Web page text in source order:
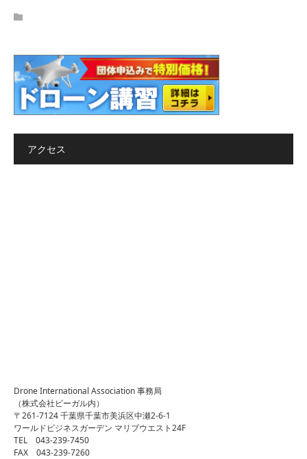
アクセス
Drone International Association 事務局
（株式会社ビーガル内）
〒261-7124 千葉県千葉市美浜区中瀬2-6-1
ワールドビジネスガーデン マリブウエスト24F
TEL 043-239-7450
FAX 043-239-7260